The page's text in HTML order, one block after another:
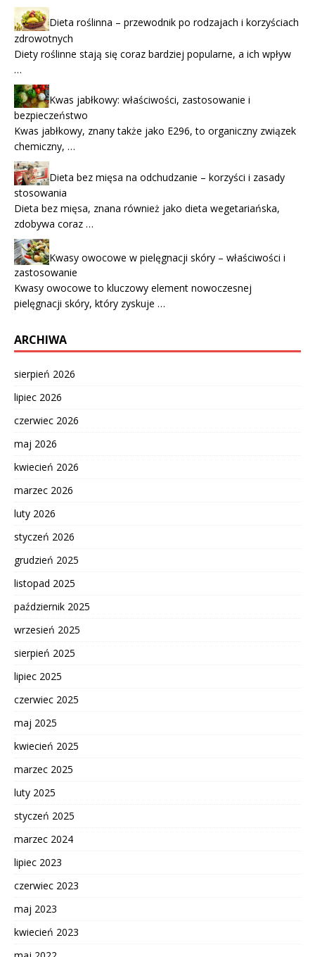
Dieta roślinna – przewodnik po rodzajach i korzyściach
zdrowotnych
Diety roślinne stają się coraz bardziej popularne, a ich wpływ
…
Kwas jabłkowy: właściwości, zastosowanie i
bezpieczeństwo
Kwas jabłkowy, znany także jako E296, to organiczny związek
chemiczny, …
Dieta bez mięsa na odchudzanie – korzyści i zasady
stosowania
Dieta bez mięsa, znana również jako dieta wegetariańska,
zdobywa coraz …
Kwasy owocowe w pielęgnacji skóry – właściwości i
zastosowanie
Kwasy owocowe to kluczowy element nowoczesnej
pielęgnacji skóry, który zyskuje …
ARCHIWA
sierpień 2026
lipiec 2026
czerwiec 2026
maj 2026
kwiecień 2026
marzec 2026
luty 2026
styczeń 2026
grudzień 2025
listopad 2025
październik 2025
wrzesień 2025
sierpień 2025
lipiec 2025
czerwiec 2025
maj 2025
kwiecień 2025
marzec 2025
luty 2025
styczeń 2025
marzec 2024
lipiec 2023
czerwiec 2023
maj 2023
kwiecień 2023